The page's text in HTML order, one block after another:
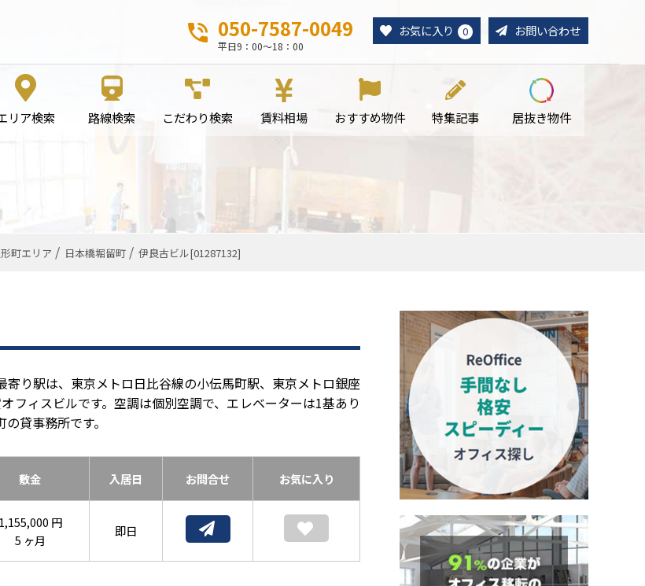
050-7587-0049
平日9：00～18：00
お気に入り 0 お問い合わせ
リア検索 路線検索 こだわり検索 賃料相場 おすすめ物件 特集記事 居抜き物件
町エリア 日本橋堀留町 伊良古ビル[01287132]
り駅は、東京メトロ日比谷線の小伝馬町駅、東京メトロ銀座
フィスビルです。空調は個別空調で、エレベーターは1基あり
貸事務所です。
敷金 入居日 お問合せ お気に入り
1,155,000 円
5 ヶ月
即日